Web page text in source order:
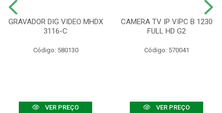
GRAVADOR DIG VIDEO MHDX
3116-C
Código: 580130
VER PREÇO
CAMERA TV IP VIPC B 1230
FULL HD G2
Código: 570041
VER PREÇO